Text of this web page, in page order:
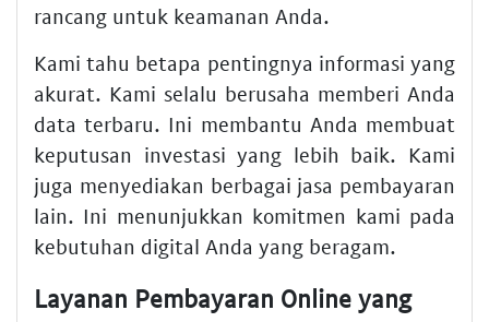
rancang untuk keamanan Anda.
Kami tahu betapa pentingnya informasi yang
akurat. Kami selalu berusaha memberi Anda
data terbaru. Ini membantu Anda membuat
keputusan investasi yang lebih baik. Kami
juga menyediakan berbagai jasa pembayaran
lain. Ini menunjukkan komitmen kami pada
kebutuhan digital Anda yang beragam.
Layanan Pembayaran Online yang